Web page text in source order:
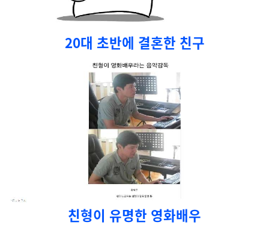
20대 초반에 결혼한 친구
친형이 유명한 영화배우